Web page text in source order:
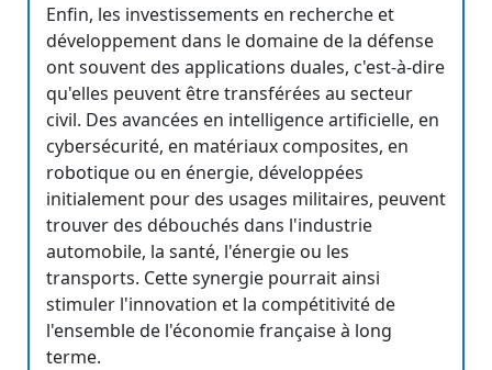
Enfin, les investissements en recherche et
développement dans le domaine de la défense
ont souvent des applications duales, c'est-à-dire
qu'elles peuvent être transférées au secteur
civil. Des avancées en intelligence artificielle, en
cybersécurité, en matériaux composites, en
robotique ou en énergie, développées
initialement pour des usages militaires, peuvent
trouver des débouchés dans l'industrie
automobile, la santé, l'énergie ou les
transports. Cette synergie pourrait ainsi
stimuler l'innovation et la compétitivité de
l'ensemble de l'économie française à long
terme.